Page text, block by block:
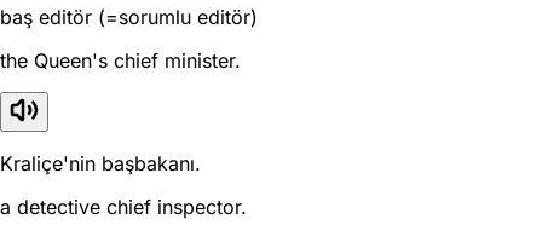
baş editör (=sorumlu editör)
the Queen's chief minister.
Kraliçe'nin başbakanı.
a detective chief inspector.